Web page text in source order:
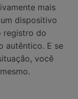
mais
dispositivo
registro do
autêntico. E se
você